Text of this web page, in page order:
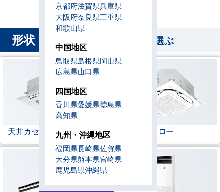
形状 から業務用エアコンを選ぶ
天井カセット形 4方向 ラウンドフロー
京都府滋賀県兵庫県
大阪府奈良県三重県
和歌山県
中国地区
鳥取県島根県岡山県
広島県山口県
四国地区
香川県愛媛県徳島県
高知県
九州・沖縄地区
福岡県長崎県佐賀県
大分県熊本県宮崎県
鹿児島県沖縄県